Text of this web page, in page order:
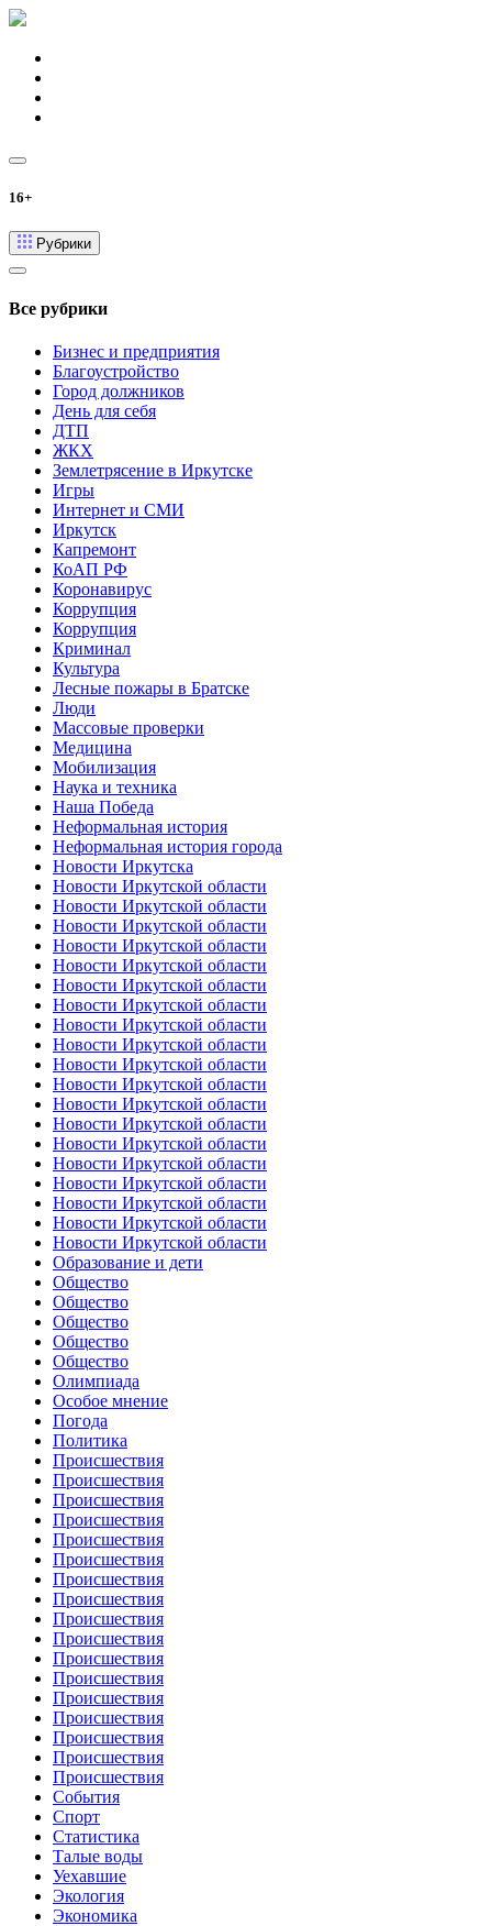
16+
Рубрики
Все рубрики
Бизнес и предприятия
Благоустройство
Город должников
День для себя
ДТП
ЖКХ
Землетрясение в Иркутске
Игры
Интернет и СМИ
Иркутск
Капремонт
КоАП РФ
Коронавирус
Коррупция
Коррупция
Криминал
Культура
Лесные пожары в Братске
Люди
Массовые проверки
Медицина
Мобилизация
Наука и техника
Наша Победа
Неформальная история
Неформальная история города
Новости Иркутска
Новости Иркутской области
Новости Иркутской области
Новости Иркутской области
Новости Иркутской области
Новости Иркутской области
Новости Иркутской области
Новости Иркутской области
Новости Иркутской области
Новости Иркутской области
Новости Иркутской области
Новости Иркутской области
Новости Иркутской области
Новости Иркутской области
Новости Иркутской области
Новости Иркутской области
Новости Иркутской области
Новости Иркутской области
Новости Иркутской области
Новости Иркутской области
Образование и дети
Общество
Общество
Общество
Общество
Общество
Олимпиада
Особое мнение
Погода
Политика
Происшествия
Происшествия
Происшествия
Происшествия
Происшествия
Происшествия
Происшествия
Происшествия
Происшествия
Происшествия
Происшествия
Происшествия
Происшествия
Происшествия
Происшествия
Происшествия
Происшествия
События
Спорт
Статистика
Талые воды
Уехавшие
Экология
Экономика